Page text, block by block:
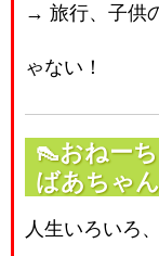
→ 旅行、子供
ゃない！
👠おねー
ばあちゃん
人生いろいろ